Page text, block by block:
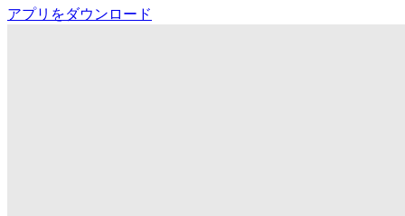
アプリをダウンロード